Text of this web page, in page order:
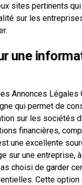
sites pertinents
sur les
une
Annonces
qui permet de
sur les sociétés
financières,
une excellente
sur une entreprise,
choisi de garder
Cette